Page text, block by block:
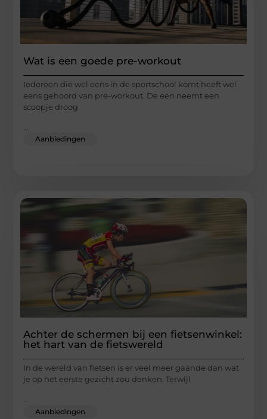
Wat is een goede pre-workout
Iedereen die wel eens in de sportschool komt heeft wel
eens gehoord van pre-workout. De een neemt een
scoopje droog
...
Aanbiedingen
Achter de schermen bij een fietsenwinkel:
het hart van de fietswereld
In de wereld van fietsen is er veel meer gaande dan wat
je op het eerste gezicht zou denken. Terwijl
Aanbiedingen